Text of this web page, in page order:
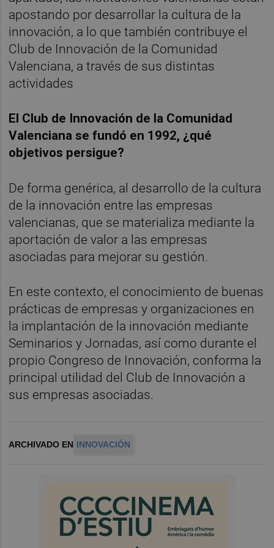
apostando por desarrollar la cultura de la
innovación, a lo que también contribuye el
Club de Innovación de la Comunidad
Valenciana, a través de sus distintas
actividades
El Club de Innovación de la Comunidad
Valenciana se fundó en 1992, ¿qué
objetivos persigue?
De forma genérica, al desarrollo de la cultura
de la innovación entre las empresas
valencianas, que se materializa mediante la
aportación de valor a las empresas
asociadas para mejorar su gestión.
En este contexto, el conocimiento de buenas
prácticas de empresas y organizaciones en
la implantación de la innovación mediante
Seminarios y Jornadas, así como durante el
propio Congreso de Innovación, conforma la
principal utilidad del Club de Innovación a
sus empresas asociadas.
ARCHIVADO EN INNOVACIÓN